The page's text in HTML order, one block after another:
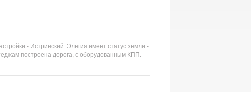
- Истринский. Элегия имеет статус земли -
построена дорога, с оборудованным КПП.